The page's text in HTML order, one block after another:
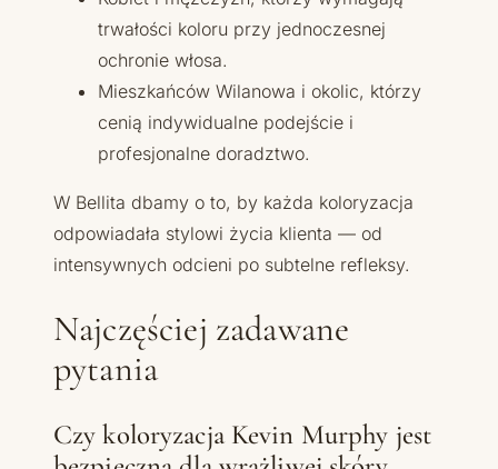
trwałości koloru przy jednoczesnej
ochronie włosa.
Mieszkańców Wilanowa i okolic, którzy
cenią indywidualne podejście i
profesjonalne doradztwo.
W Bellita dbamy o to, by każda koloryzacja
odpowiadała stylowi życia klienta — od
intensywnych odcieni po subtelne refleksy.
Najczęściej zadawane
pytania
Czy koloryzacja Kevin Murphy jest